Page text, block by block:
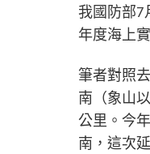
我國防部7
年度海上
筆者對照
南（象山
公里。今
南，這次